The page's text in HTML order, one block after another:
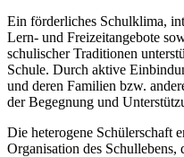
Ein förderliches Schulklima,
Lern- und Freizeitangebote
schulischer Traditionen
Schule. Durch aktive
und deren Familien bzw.
der Begegnung und
Die heterogene Schülerschaft
Organisation des